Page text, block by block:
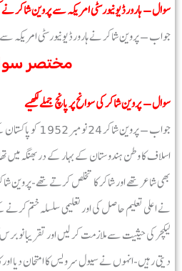
سوال – ہارورڈ یونیورسٹی امریکہ سے پروین شاکر
جواب – پروین شاکر نے ہارورڈ یونیورسٹی امریکہ
مختصر
سوال – پروین شاکر کی سوانح پر پانچ جملے لکھیے
جواب – پروین شاکر
اسلاف کا وطن ہندوستان کے بہار کے دربھنگہ میں
بھی شاعر تھے اور شاکر کا تخلص کرتے تھے-پروین
نے اعلی تعلیم حاصل کی اور تعلیمی سلسلہ ختم کرنے
لیکچر کی حیثیت سے ملازمت کر لیں اور تقریبا
دیتی رہیں-انہوں نے سیول سرویس کا امتحان دیا